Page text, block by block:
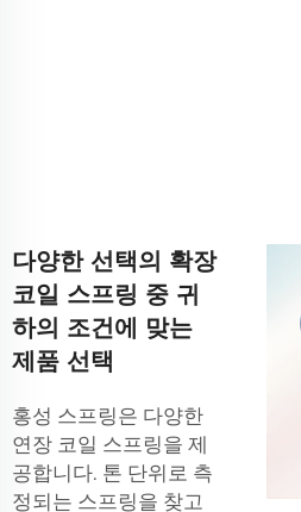
다양한 선택의 확장
코일 스프링 중 귀
하의 조건에 맞는
제품 선택
홍성 스프링은 다양한
연장 코일 스프링을 제
공합니다. 톤 단위로 측
정되는 스프링을 찾고